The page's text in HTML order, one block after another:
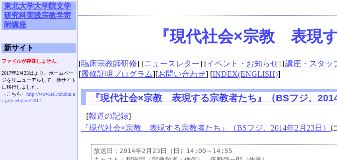
『現代社会×宗教 表現
[臨床宗教師研修] [ニュースレター] [イベント・お知らせ] [講座・スタッ
[履修証明プログラム][お問い合わせ] [INDEX(ENGLISH)]
『現代社会×宗教 表現する宗教者たち』（BSフジ、
[報道の記録]
『現代社会×宗教 表現する宗教者たち』（BSフジ、2014年2月23日）
放送日：2014年2月23日（日）14:00～14:55
東北大学大学院文学
研究科実践宗教学寄
附講座
新サイト
ファイルが存在しません。
2017年2月23日より、ホームペー
ジをリニューアルして、新サイト
に移行しました。
→こちら http://www.sal.tohoku.a
c.jp/p-religion/2017